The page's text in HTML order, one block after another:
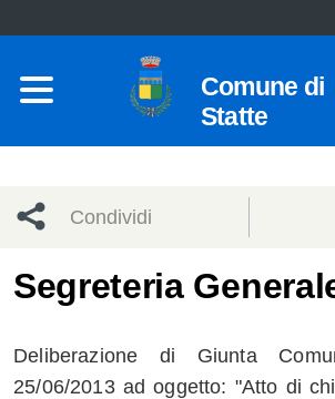
Comune di
Statte
Condividi
network
Condividi
Condividi
Facebook
su
Condividi
Segreteria
Deliberazione di Giunta
25/06/2013 ad oggetto: "Atto di